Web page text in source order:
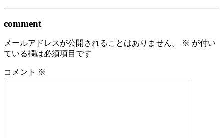
comment
メールアドレスが公開されることはありません。 ※ が付い
ている欄は必須項目です
コメント ※